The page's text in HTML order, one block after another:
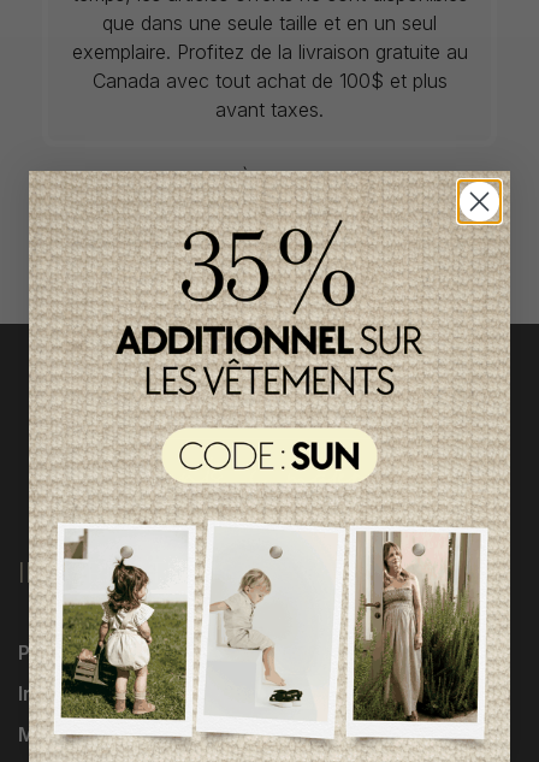
que dans une seule taille et en un seul
exemplaire. Profitez de la livraison gratuite au
Canada avec tout achat de 100$ et plus
avant taxes.
ACCÈS RAPIDE
magasinez par catégorie
INFORMATIONS
Programme Loyauté
Influenceuses
Marques